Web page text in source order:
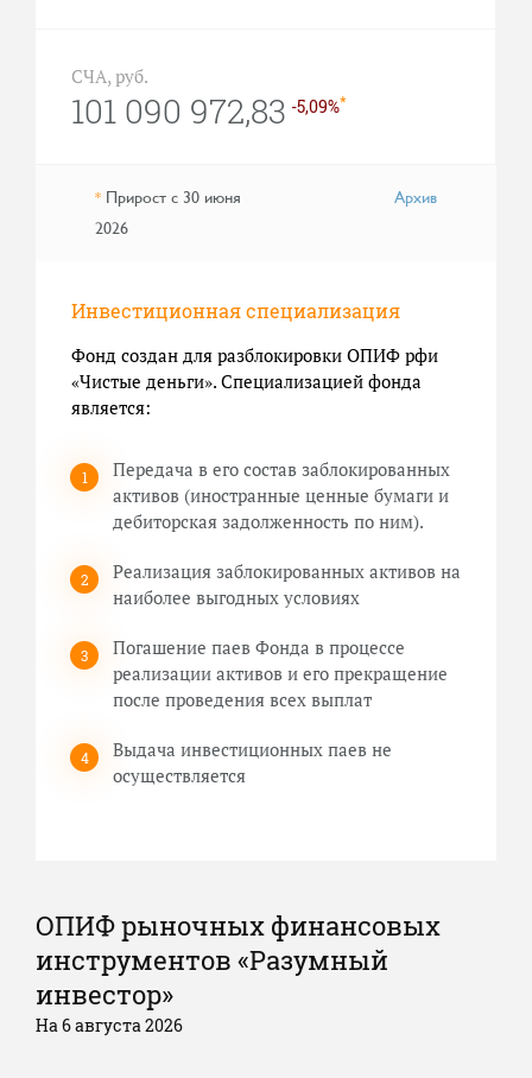
СЧА, руб.
101 090 972,83 -5,09%*
* Прирост с 30 июня
2026
Архив
Инвестиционная специализация
Фонд создан для разблокировки ОПИФ рфи
«Чистые деньги». Специализацией фонда
является:
Передача в его состав заблокированных
активов (иностранные ценные бумаги и
дебиторская задолженность по ним).
Реализация заблокированных активов на
наиболее выгодных условиях
Погашение паев Фонда в процессе
реализации активов и его прекращение
после проведения всех выплат
Выдача инвестиционных паев не
осуществляется
ОПИФ рыночных финансовых
инструментов «Разумный
инвестор»
На 6 августа 2026